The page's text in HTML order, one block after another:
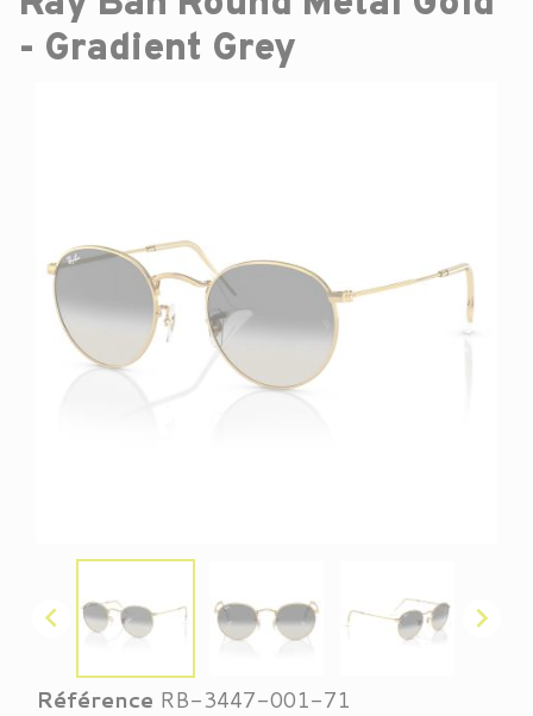
- Gradient Grey
 
Référence RB-3447-001-71